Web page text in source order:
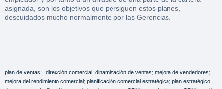
asignada, son los objetivos que persiguen estos planes,
descuidados mucho normalmente por las Gerencias.
plan de ventas; dirección comercial; dinamización de ventas; mejora de vendedores;
mejora del rendimiento comercial; planificación comercial estratégica; plan estratégico